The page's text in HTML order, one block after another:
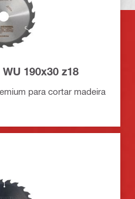
190x30 z18
para cortar madeira